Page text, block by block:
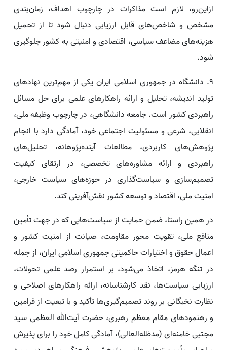
ازاین‌رو، لازم است مذاکرات در چارچوب اهداف، زمان‌بندی
مشخص و شاخص‌های قابل ارزیابی دنبال شود تا از تحمیل
هزینه‌های مضاعف سیاسی، اقتصادی و امنیتی به کشور جلوگیری
شود.
۹. دانشگاه در جمهوری اسلامی ایران یکی از مهم‌ترین نهادهای
تولید اندیشه، تحلیل و ارائه راهکارهای علمی برای حل مسائل
راهبردی کشور است. جامعه دانشگاهی، در چارچوب وظیفه ملی،
انقلابی، شرعی و مسئولیت اجتماعی خود، آمادگی دارد با انجام
پژوهش‌های کاربردی، مطالعات آینده‌پژوهانه، تحلیل‌های
راهبردی و ارائه مشاوره‌های تخصصی، در ارتقای کیفیت
تصمیم‌سازی و سیاست‌گذاری در حوزه‌های سیاست خارجی،
امنیت ملی، اقتصاد و توسعه کشور نقش‌آفرینی کند.
در همین راستا، ضمن حمایت از سیاست‌هایی که در جهت تأمین
منافع ملی، تقویت محور مقاومت، صیانت از امنیت کشور و
اعمال حقوق و اختیارات حاکمیتی جمهوری اسلامی ایران، از جمله
در تنگه هرمز، اتخاذ می‌شود، بر استمرار رصد علمی تحولات،
ارزیابی سیاست‌ها، نقد کارشناسانه، ارائه راهکارهای اصلاحی و
نظارت نخبگانی بر روند تصمیم‌گیری‌ها تأکید و با تبعیت از فرامین
و رهنمودهای مقام معظم رهبری، حضرت آیت‌الله العظمی سید
مجتبی خامنه‌ای (مدظله‌العالی)، آمادگی کامل خود را برای پذیرش